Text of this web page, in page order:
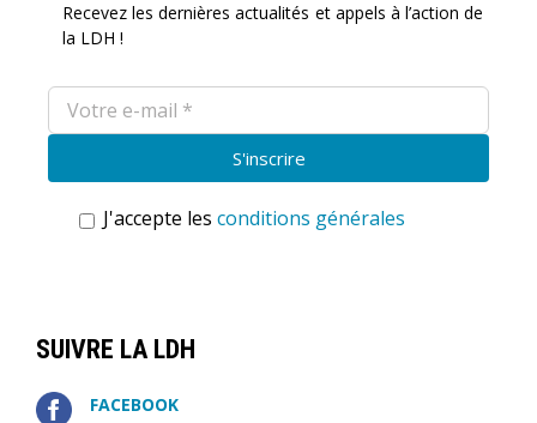
Recevez les dernières actualités et appels à l’action de
la LDH !
J'accepte les conditions générales
SUIVRE LA LDH
FACEBOOK